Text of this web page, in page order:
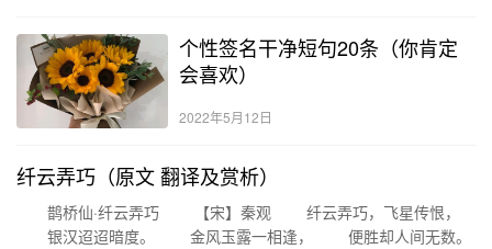
个性签名干净短句20条（你肯定
会喜欢）
2022年5月12日
纤云弄巧（原文 翻译及赏析）
鹊桥仙·纤云弄巧 【宋】秦观 纤云弄巧，飞星传恨，
银汉迢迢暗度。 金风玉露一相逢， 便胜却人间无数。